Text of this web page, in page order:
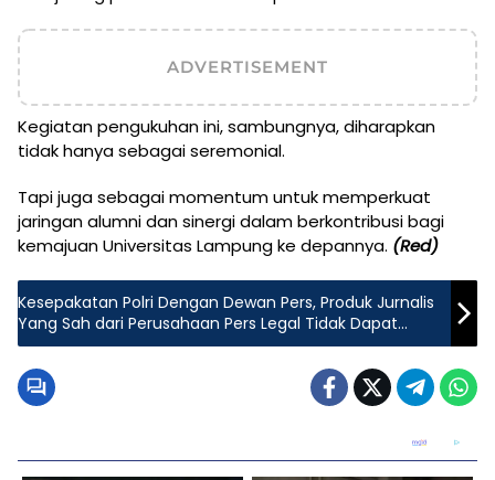
ADVERTISEMENT
Kegiatan pengukuhan ini, sambungnya, diharapkan
tidak hanya sebagai seremonial.
Tapi juga sebagai momentum untuk memperkuat
jaringan alumni dan sinergi dalam berkontribusi bagi
kemajuan Universitas Lampung ke depannya. (Red)
Kesepakatan Polri Dengan Dewan Pers, Produk Jurnalis
Yang Sah dari Perusahaan Pers Legal Tidak Dapat
Dibawa ke Ranah Pidana